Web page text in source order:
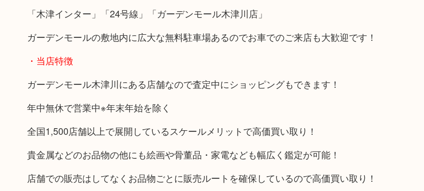
「木津インター」「24号線」「ガーデンモール木津川店」
ガーデンモールの敷地内に広大な無料駐車場あるのでお車でのご来店も大歓迎です！
・当店特徴
ガーデンモール木津川にある店舗なので査定中にショッピングもできます！
年中無休で営業中※年末年始を除く
全国1,500店舗以上で展開しているスケールメリットで高価買い取り！
貴金属などのお品物の他にも絵画や骨董品・家電なども幅広く鑑定が可能！
店舗での販売はしてなくお品物ごとに販売ルートを確保しているので高価買い取り！